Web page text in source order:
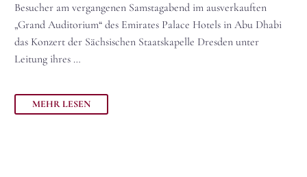
Besucher am vergangenen Samstagabend im ausverkauften
„Grand Auditorium“ des Emirates Palace Hotels in Abu Dhabi
das Konzert der Sächsischen Staatskapelle Dresden unter
Leitung ihres …
MEHR LESEN